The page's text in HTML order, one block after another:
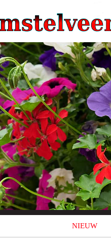
NIEUW